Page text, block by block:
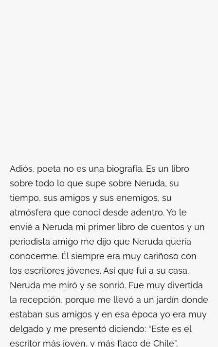
Adiós, poeta no es una biografía. Es un libro
sobre todo lo que supe sobre Neruda, su
tiempo, sus amigos y sus enemigos, su
atmósfera que conocí desde adentro. Yo le
envié a Neruda mi primer libro de cuentos y un
periodista amigo me dijo que Neruda quería
conocerme. Él siempre era muy cariñoso con
los escritores jóvenes. Así que fui a su casa.
Neruda me miró y se sonrió. Fue muy divertida
la recepción, porque me llevó a un jardín donde
estaban sus amigos y en esa época yo era muy
delgado y me presentó diciendo: “Este es el
escritor más joven, y más flaco de Chile”.